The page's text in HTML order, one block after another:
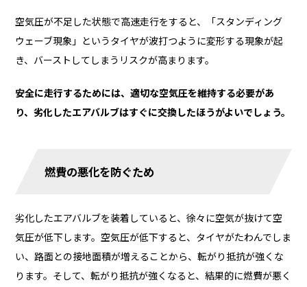
空気圧が不足した状態で高速走行をすると、「スタンディング
ウェーブ現象」というタイヤが波打つように変形する現象が起
き、バーストしてしまうリスクが高まります。
安全に走行するためには、適切な空気圧を維持する必要があ
り、劣化したエアバルブはすぐに交換したほうがよいでしょう。
燃費の悪化を防ぐため
劣化したエアバルブを装着していると、徐々に空気が抜けて空
気圧が低下します。空気圧が低下すると、タイヤがたわんでしま
い、路面との接地面積が増えることから、転がり抵抗が強くな
ります。そして、転がり抵抗が強くなると、結果的に燃費が悪く